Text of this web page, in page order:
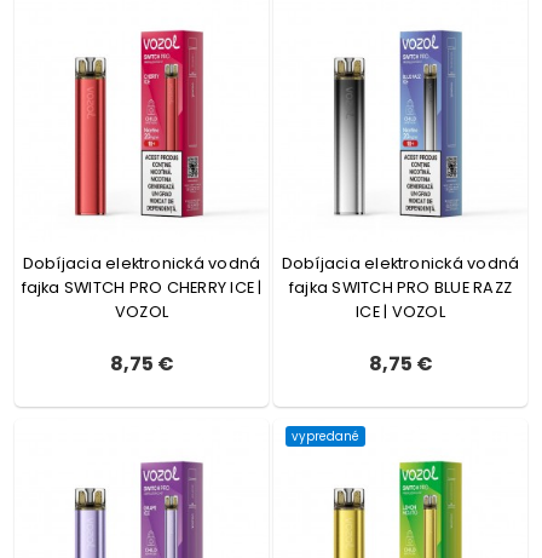
Dobíjacia elektronická vodná
fajka SWITCH PRO CHERRY ICE |
VOZOL
8,75 €
Dobíjacia elektronická vodná
fajka SWITCH PRO BLUE RAZZ
ICE | VOZOL
8,75 €
vypredané